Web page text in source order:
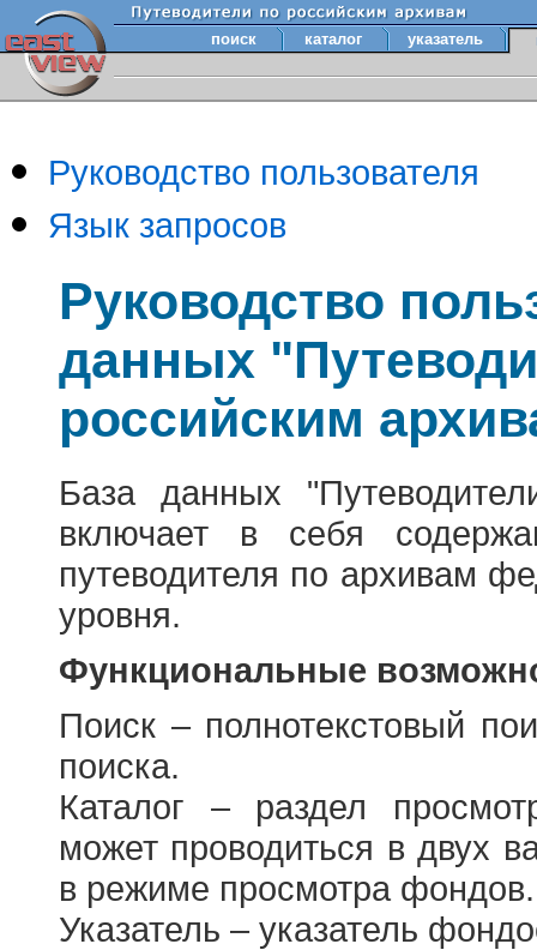
поиск каталог указатель
Руководство пользователя
Язык запросов
Руководство
данных
российским
База данных
включает в себя
путеводителя по архивам
уровня.
Функциональные
Поиск – полнотекстовый
поиска.
Каталог – раздел
может проводиться в двух
в режиме просмотра фондов.
Указатель – указатель